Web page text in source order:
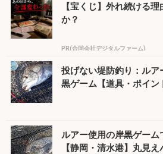
【宝くじ】外れ続ける
か？
PR(合同会社デジタルファーム)
投げない堤防釣り：ルア
黒ゲーム【道具・ポイン
ルアー使用の岸黒ゲー
【静岡・清水港】丸見